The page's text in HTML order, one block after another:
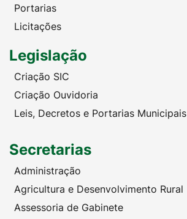
Portarias
Licitações
Legislação
Criação SIC
Criação Ouvidoria
Leis, Decretos e Portarias Municipais
Secretarias
Administração
Agricultura e Desenvolvimento Rural
Assessoria de Gabinete